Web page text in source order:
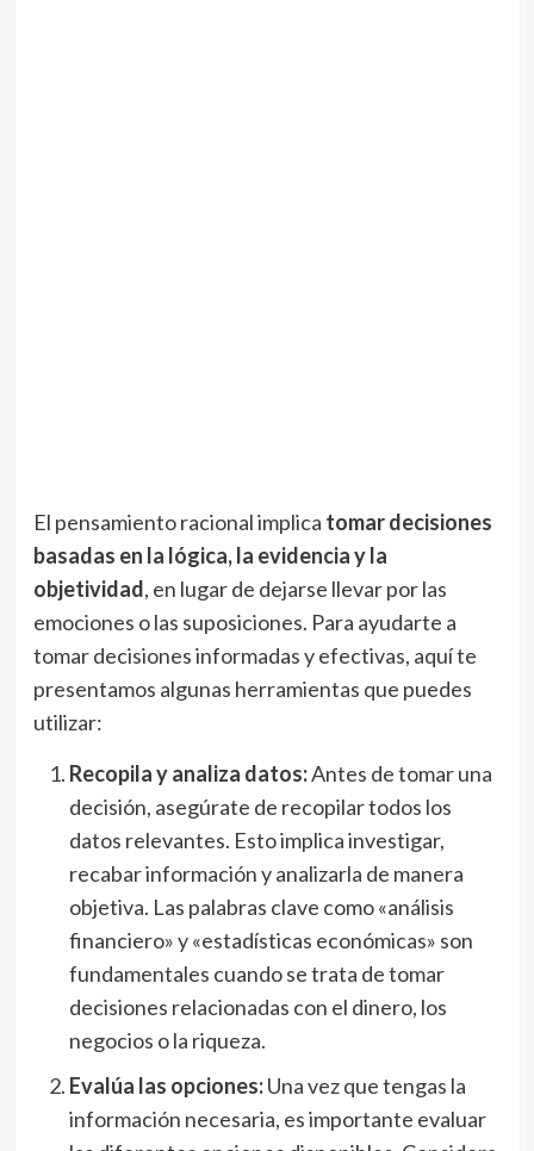
El pensamiento racional implica tomar decisiones
basadas en la lógica, la evidencia y la
objetividad, en lugar de dejarse llevar por las
emociones o las suposiciones. Para ayudarte a
tomar decisiones informadas y efectivas, aquí te
presentamos algunas herramientas que puedes
utilizar:
Recopila y analiza datos:Antes de tomar una
decisión, asegúrate de recopilar todos los
datos relevantes. Esto implica investigar,
recabar información y analizarla de manera
objetiva. Las palabras clave como «análisis
financiero» y «estadísticas económicas» son
fundamentales cuando se trata de tomar
decisiones relacionadas con el dinero, los
negocios o la riqueza.
Evalúa las opciones:Una vez que tengas la
información necesaria, es importante evaluar